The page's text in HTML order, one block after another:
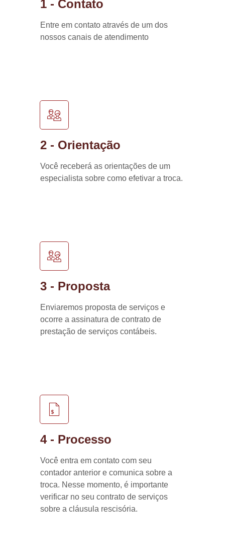
1 - Contato
Entre em contato através de um dos
nossos canais de atendimento
2 - Orientação
Você receberá as orientações de um
especialista sobre como efetivar a troca.
3 - Proposta
Enviaremos proposta de serviços e
ocorre a assinatura de contrato de
prestação de serviços contábeis.
4 - Processo
Você entra em contato com seu
contador anterior e comunica sobre a
troca. Nesse momento, é importante
verificar no seu contrato de serviços
sobre a cláusula rescisória.